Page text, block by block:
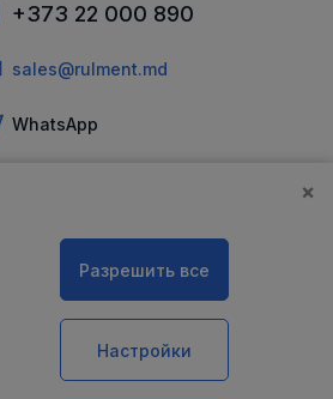
+373 22 000 890
sales@rulment.md
WhatsApp
×
Разрешить все
Настройки